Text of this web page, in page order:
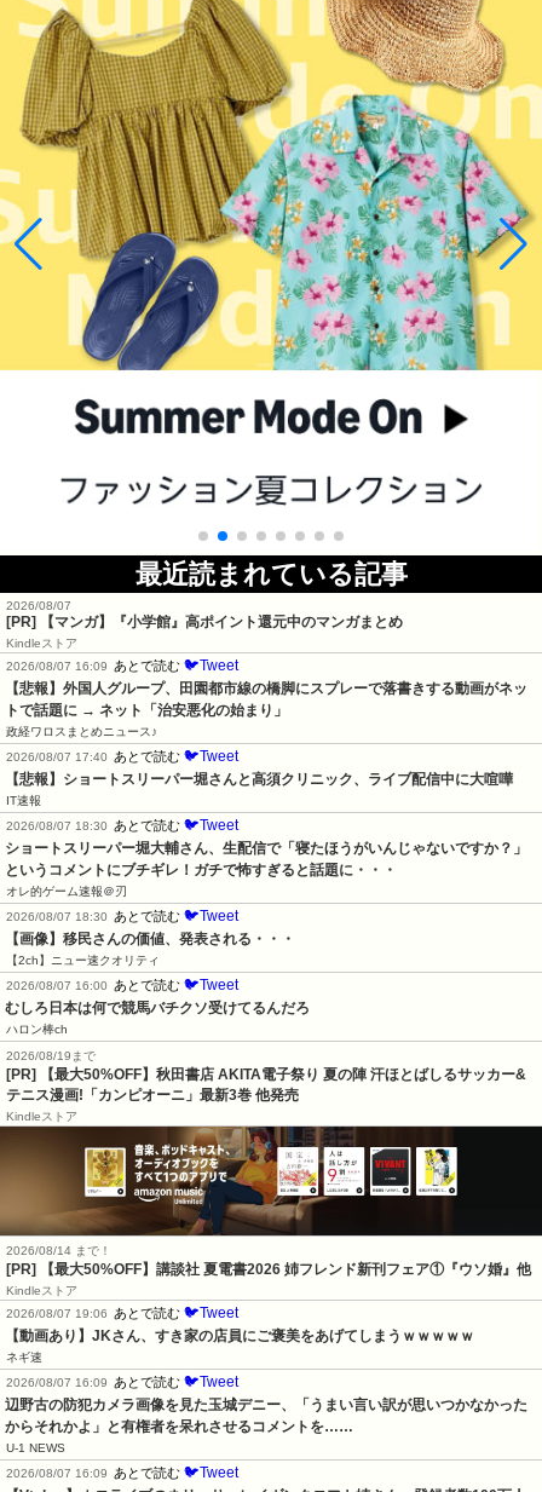
最近読まれている記事
2026/08/07
[PR] 【マンガ】『小学館』高ポイント還元中のマンガまとめ
Kindleストア
2026/08/07 16:09
あとで読む 🐦Tweet
【悲報】外国人グループ、田園都市線の橋脚にスプレーで落書きする動画がネッ
トで話題に → ネット「治安悪化の始まり」
政経ワロスまとめニュース♪
2026/08/07 17:40
あとで読む 🐦Tweet
【悲報】ショートスリーパー堀さんと高須クリニック、ライブ配信中に大喧嘩
IT速報
2026/08/07 18:30
あとで読む 🐦Tweet
ショートスリーパー堀大輔さん、生配信で「寝たほうがいんじゃないですか？」
というコメントにブチギレ！ガチで怖すぎると話題に・・・
オレ的ゲーム速報＠刃
2026/08/07 18:30
あとで読む 🐦Tweet
【画像】移民さんの価値、発表される・・・
【2ch】ニュー速クオリティ
2026/08/07 16:00
あとで読む 🐦Tweet
むしろ日本は何で競馬バチクソ受けてるんだろ
ハロン棒ch
2026/08/19まで
[PR] 【最大50%OFF】秋田書店 AKITA電子祭り 夏の陣 汗ほとばしるサッカー&
テニス漫画!「カンピオーニ」最新3巻 他発売
Kindleストア
2026/08/14 まで！
[PR] 【最大50%OFF】講談社 夏電書2026 姉フレンド新刊フェア①『ウソ婚』他
Kindleストア
2026/08/07 19:06
あとで読む 🐦Tweet
【動画あり】JKさん、すき家の店員にご褒美をあげてしまうｗｗｗｗｗ
ネギ速
2026/08/07 16:09
あとで読む 🐦Tweet
辺野古の防犯カメラ画像を見た玉城デニー、「うまい言い訳が思いつかなかった
からそれかよ」と有権者を呆れさせるコメントを……
U-1 NEWS
2026/08/07 16:09
あとで読む 🐦Tweet